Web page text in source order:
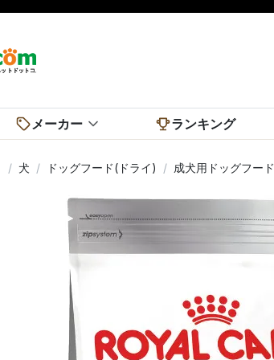
メーカー ランキング
犬 ドッグフード(ドライ) 成犬用ドッグフード